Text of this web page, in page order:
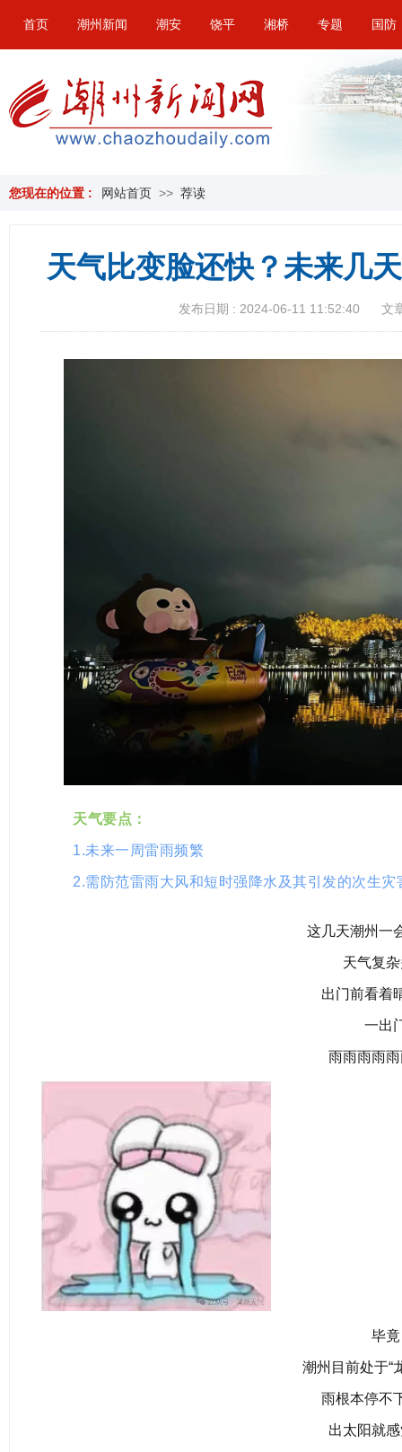
首页 潮州新闻 潮安 饶平 湘桥 专题 国防
您现在的位置 : 网站首页 >> 荐读
天气比变脸还快？未来几
发布日期 : 2024-06-11 11:52:40 文
天气要点：
1.未来一周雷雨频繁
2.需防范雷雨大风和短时强降水及其引发的次生灾
这几天潮州一
天气复
出门前看着
一出
雨雨雨雨
毕竟
潮州目前处于“
雨根本停不
出太阳就